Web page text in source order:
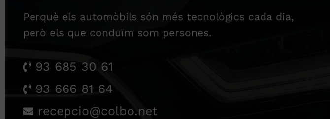
Perquè els automòbils són més tecnològics cada dia,
però els que conduïm som persones.
93 685 30 61
93 666 81 64
recepcio@colbo.net